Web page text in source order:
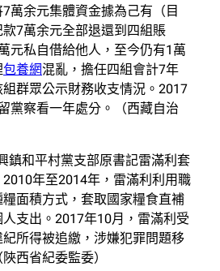
萬余元集體資金據為己有（目
7萬余元全部退還到四組賬
元私自借給他人，至今仍有1萬
包養網混亂，擔任四組會計7年
群眾公示財務收支情況。2017
黨察看一年處分。（西藏自治
鎮和平村黨支部原書記雷滿利套
年至2014年，雷滿利利用職
面積方式，套取國家糧食直補
支出。2017年10月，雷滿利受
所得被追繳，涉嫌犯罪問題移
西省紀委監委）